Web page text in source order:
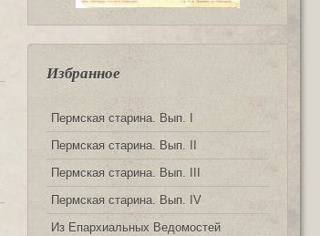
Избранное
Пермская старина. Вып. I
Пермская старина. Вып. II
Пермская старина. Вып. III
Пермская старина. Вып. IV
Из Епархиальных Ведомостей